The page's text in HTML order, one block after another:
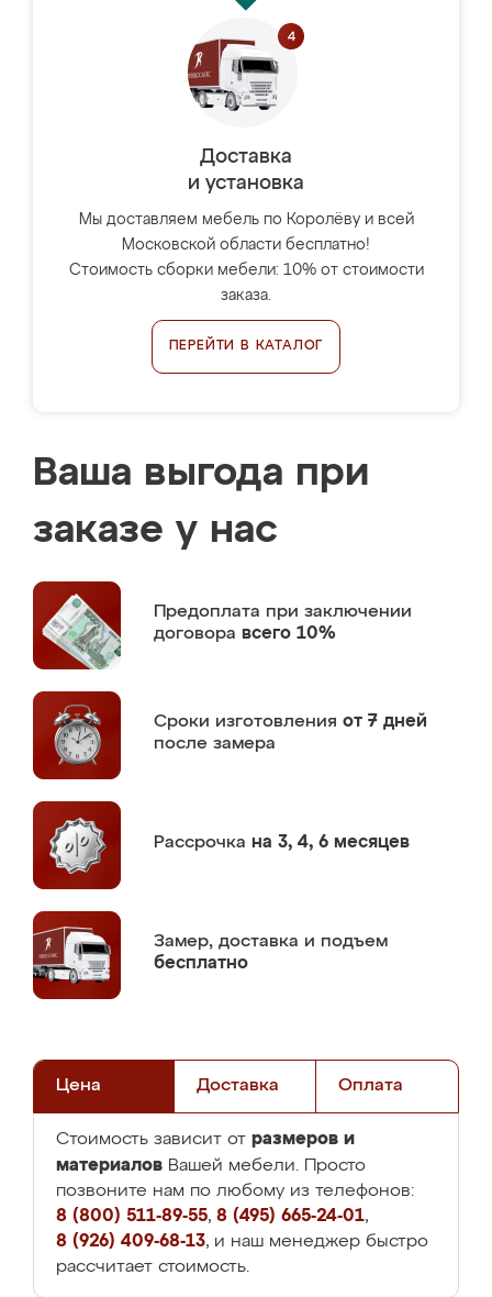
Доставка
и установка
Мы доставляем мебель по Королёву и всей
Московской области бесплатно!
Стоимость сборки мебели: 10% от стоимости
заказа.
ПЕРЕЙТИ В КАТАЛОГ
Ваша выгода при
заказе у нас
Предоплата при заключении
договора всего 10%
Сроки изготовления от 7 дней
после замера
Рассрочка на 3, 4, 6 месяцев
Замер, доставка и подъем
бесплатно
Цена Доставка Оплата
Стоимость зависит от размеров и
материалов Вашей мебели. Просто
позвоните нам по любому из телефонов:
8 (800) 511-89-55, 8 (495) 665-24-01,
8 (926) 409-68-13, и наш менеджер быстро
рассчитает стоимость.